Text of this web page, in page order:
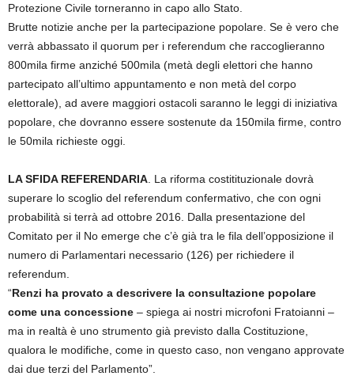
Protezione Civile torneranno in capo allo Stato.
Brutte notizie anche per la partecipazione popolare. Se è vero che
verrà abbassato il quorum per i referendum che raccoglieranno
800mila firme anziché 500mila (metà degli elettori che hanno
partecipato all’ultimo appuntamento e non metà del corpo
elettorale), ad avere maggiori ostacoli saranno le leggi di iniziativa
popolare, che dovranno essere sostenute da 150mila firme, contro
le 50mila richieste oggi.
LA SFIDA REFERENDARIA . La riforma costitituzionale dovrà
superare lo scoglio del referendum confermativo, che con ogni
probabilità si terrà ad ottobre 2016. Dalla presentazione del
Comitato per il No emerge che c’è già tra le fila dell’opposizione il
numero di Parlamentari necessario (126) per richiedere il
referendum.
“Renzi ha provato a descrivere la consultazione popolare
come una concessione – spiega ai nostri microfoni Fratoianni –
ma in realtà è uno strumento già previsto dalla Costituzione,
qualora le modifiche, come in questo caso, non vengano approvate
dai due terzi del Parlamento”.